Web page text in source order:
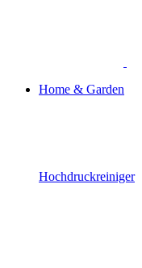
Home & Garden
Hochdruckreiniger